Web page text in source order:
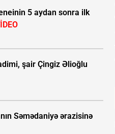
5 aydan sonra ilk
şair Çingiz Əlioğlu
Səmədaniyə ərazisinə